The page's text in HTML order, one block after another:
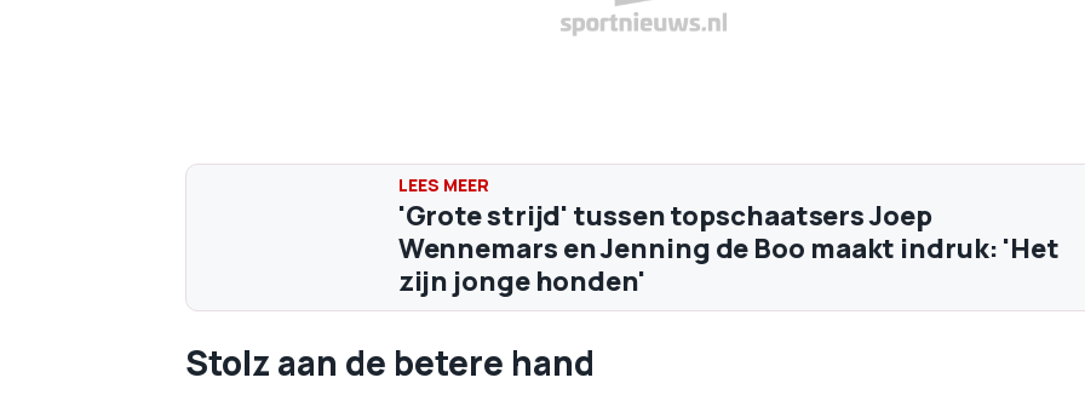
'Grote strijd' tussen topschaatsers Joep
Wennemars en Jenning de Boo maakt indruk: 'Het
zijn jonge honden'
Stolz aan de betere hand